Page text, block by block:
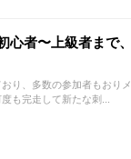
心者〜上級者まで、
り、多数の参加者もおりメ
も完走して新たな刺...